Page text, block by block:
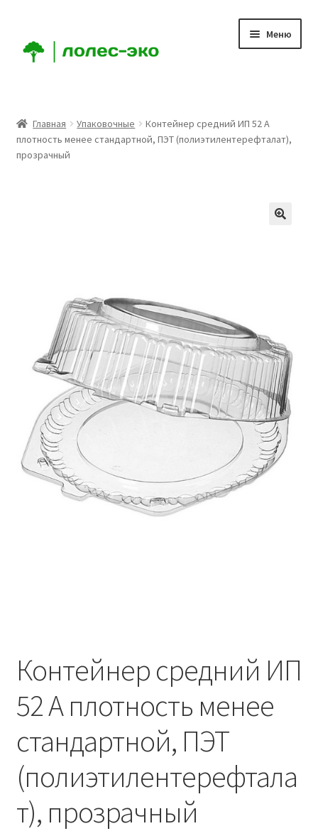
навигации
содержимому
Меню
Компания
Корзина
Контакты
Новости
Главная Упаковочные
Контейнер средний ИП 52 А
плотность менее стандартной, ПЭТ (полиэтилентерефталат),
прозрачный
Контейнер средний ИП
52 А плотность менее
стандартной, ПЭТ
(полиэтилентерефтала
т), прозрачный